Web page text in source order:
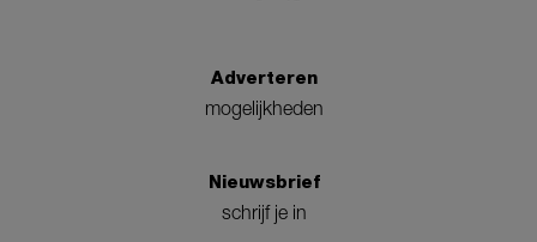
Adverteren
mogelijkheden
Nieuwsbrief
schrijf je in